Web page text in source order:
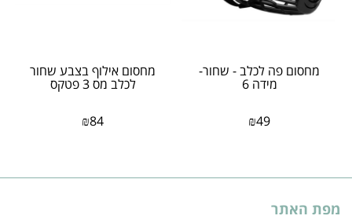
מחסום פה לכלב - שחור-
מידה 6
₪49
מחסום אילוף בצבע שחור
לכלב מס 3 פטקס
₪84
מפת האתר